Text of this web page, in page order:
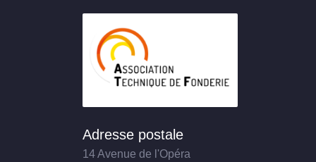
Adresse postale
14 Avenue de l'Opéra